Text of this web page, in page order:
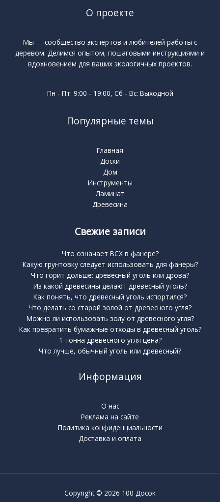
О проекте
Мы — сообщество экспертов и любителей работы с
деревом. Делимся опытом, пошаговыми инструкциями и
вдохновением для ваших экологичных проектов.
Пн - Пт: 9:00 - 19:00, Сб - Вс: Выходной
Популярные темы
Главная
Доски
Дом
Инструменты
Ламинат
Древесина
Свежие записи
Что означает BCX в фанере?
Какую грунтовку следует использовать для фанеры?
Что горит дольше: древесный уголь или дрова?
Из какой древесины делают древесный уголь?
Как понять, что древесный уголь испортился?
Что делать со старой золой от древесного угля?
Можно ли использовать золу от древесного угля?
Как превратить бумажные отходы в древесный уголь?
1 тонна древесного угля цена?
Что лучше, обычный уголь или древесный?
Информация
О нас
Реклама на сайте
Политика конфиденциальности
Доставка и оплата
Copyright © 2026 100 Досок